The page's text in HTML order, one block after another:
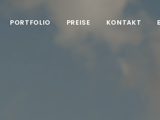
PORTFOLIO PREISE KONTAKT